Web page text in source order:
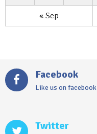
« Sep
Facebook
Like us on facebook
Twitter